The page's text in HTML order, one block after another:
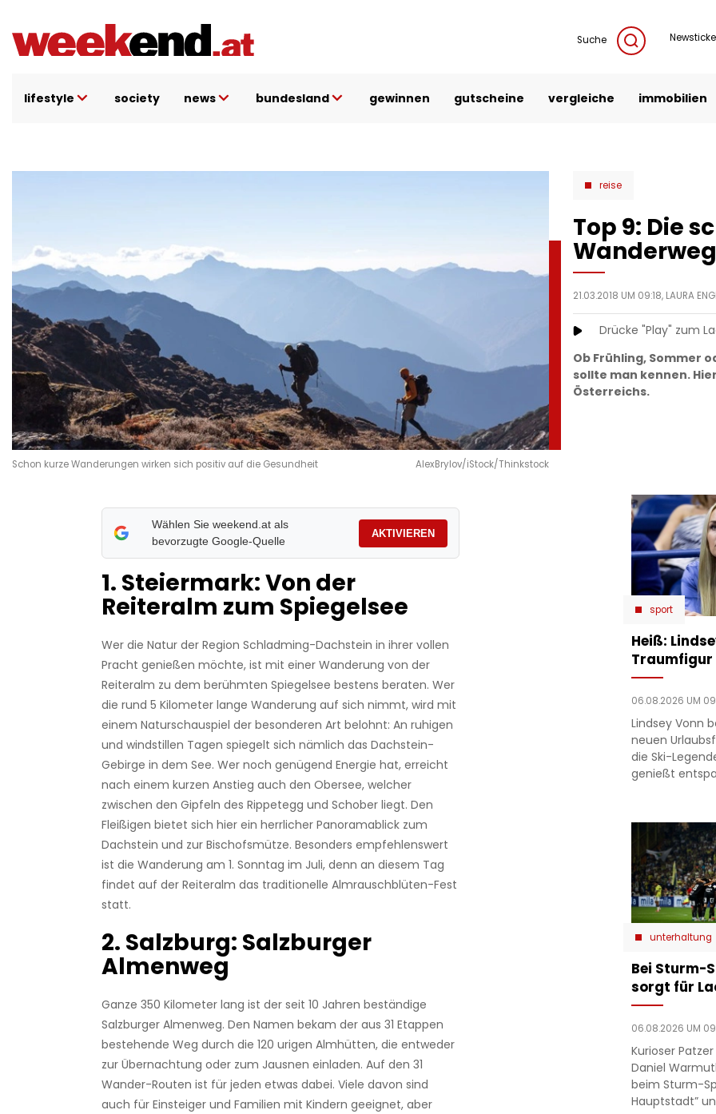
Inhalt
Suche
lifestyle society news bundesland gewinnen gutscheine vergleiche immobilien
Schon kurze Wanderungen wirken sich positiv auf die Gesundheit AlexBrylov/iStock/Thinkstock
reise
Top 9: Die
21.03.2018 UM 09:18, LAURA
Drücke "Play" zum
Ob Frühling, Sommer
sollte man kennen.
Österreichs.
Wählen Sie weekend.at als
bevorzugte Google-Quelle
AKTIVIEREN
1. Steiermark: Von der
Reiteralm zum Spiegelsee
Wer die Natur der Region Schladming-Dachstein in ihrer vollen
Pracht genießen möchte, ist mit einer Wanderung von der
Reiteralm zu dem berühmten Spiegelsee bestens beraten. Wer
die rund 5 Kilometer lange Wanderung auf sich nimmt, wird mit
einem Naturschauspiel der besonderen Art belohnt: An ruhigen
und windstillen Tagen spiegelt sich nämlich das Dachstein-
Gebirge in dem See. Wer noch genügend Energie hat, erreicht
nach einem kurzen Anstieg auch den Obersee, welcher
zwischen den Gipfeln des Rippetegg und Schober liegt. Den
Fleißigen bietet sich hier ein herrlicher Panoramablick zum
Dachstein und zur Bischofsmütze. Besonders empfehlenswert
ist die Wanderung am 1. Sonntag im Juli, denn an diesem Tag
findet auf der Reiteralm das traditionelle Almrauschblüten-Fest
statt.
2. Salzburg: Salzburger
Almenweg
Ganze 350 Kilometer lang ist der seit 10 Jahren beständige
Salzburger Almenweg. Den Namen bekam der aus 31 Etappen
bestehende Weg durch die 120 urigen Almhütten, die entweder
zur Übernachtung oder zum Jausnen einladen. Auf den 31
Wander-Routen ist für jeden etwas dabei. Viele davon sind
auch für Einsteiger und Familien mit Kindern geeignet, aber
sport
Heiß:
Traumfigur
06.08.2026 UM
Lindsey Vonn
neuen
die Ski-
genießt
unterhaltung
Bei Sturm-
sorgt für
06.08.2026 UM
Kurioser
Daniel
beim Sturm-
Hauptstadt”